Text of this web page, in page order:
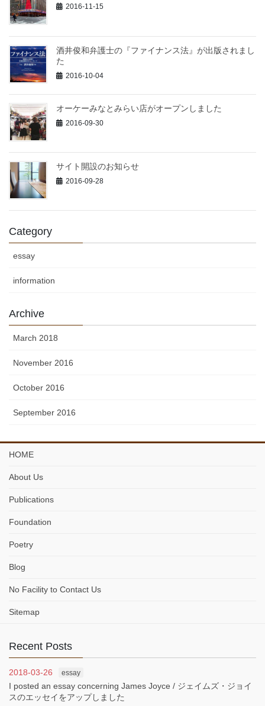
2016-11-15
酒井俊和弁護士の『ファイナンス法』が出版されまし
た
2016-10-04
オーケーみなとみらい店がオープンしました
2016-09-30
サイト開設のお知らせ
2016-09-28
Category
essay
information
Archive
March 2018
November 2016
October 2016
September 2016
HOME
About Us
Publications
Foundation
Poetry
Blog
No Facility to Contact Us
Sitemap
Recent Posts
2018-03-26 essay
I posted an essay concerning James Joyce / ジェイムズ・ジョイ
スのエッセイをアップしました